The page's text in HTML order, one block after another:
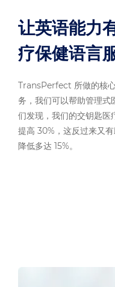
让英语能力
疗保健语言
TransPerfect 所做的核
务，我们可以帮助管理式
们发现，我们的交钥匙医
提高 30%，这反过来又
降低多达 15%。